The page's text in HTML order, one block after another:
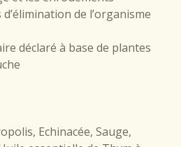
de l’organisme
déclaré à base de plantes
Echinacée, Sauge,